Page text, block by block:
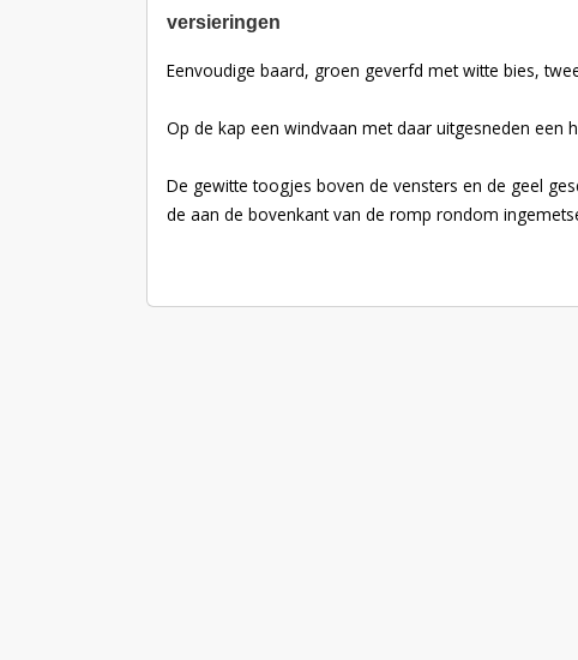
versieringen
versieringen
Eenvoudige baard, groen geverfd met witte bies,
Op de kap een windvaan met daar uitgesneden een
De gewitte toogjes boven de vensters en de geel
de aan de bovenkant van de romp rondom